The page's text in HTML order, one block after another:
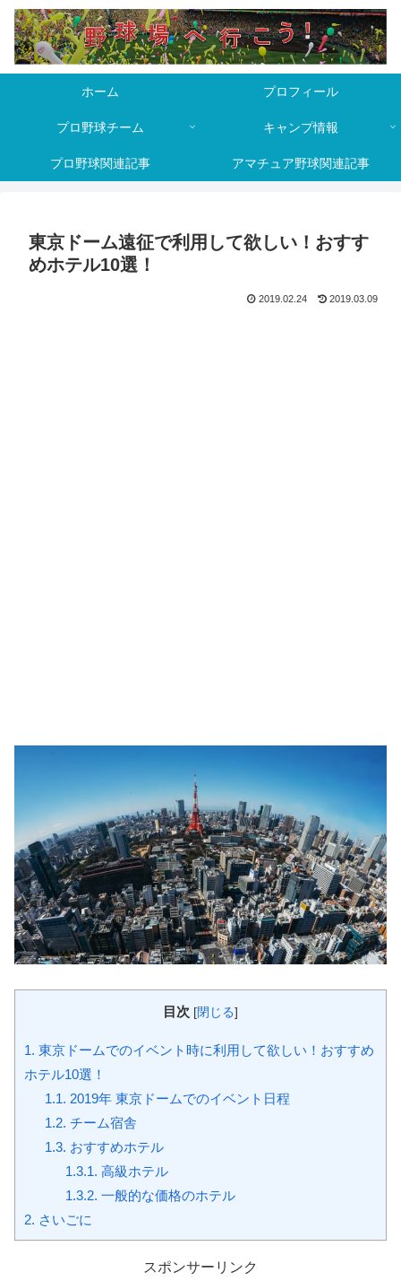
ホーム プロフィール
プロ野球チーム キャンプ情報
プロ野球関連記事 アマチュア野球関連記事
東京ドーム遠征で利用して欲しい！おすす
めホテル10選！
2019.02.24 2019.03.09
目次 [閉じる]
1. 東京ドームでのイベント時に利用して欲しい！おすすめ
ホテル10選！
1.1. 2019年 東京ドームでのイベント日程
1.2. チーム宿舎
1.3. おすすめホテル
1.3.1. 高級ホテル
1.3.2. 一般的な価格のホテル
2. さいごに
スポンサーリンク